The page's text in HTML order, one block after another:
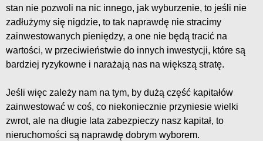
stan nie pozwoli na nic innego, jak wyburzenie, to jeśli nie
zadłużymy się nigdzie, to tak naprawdę nie stracimy
zainwestowanych pieniędzy, a one nie będą tracić na
wartości, w przeciwieństwie do innych inwestycji, które są
bardziej ryzykowne i narażają nas na większą stratę.
Jeśli więc zależy nam na tym, by dużą część kapitałów
zainwestować w coś, co niekoniecznie przyniesie wielki
zwrot, ale na długie lata zabezpieczy nasz kapitał, to
nieruchomości są naprawdę dobrym wyborem.